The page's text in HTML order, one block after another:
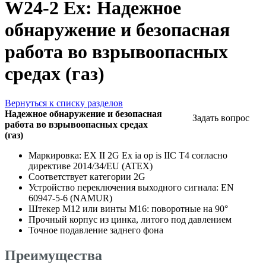
W24-2 Ex: Надежное
обнаружение и безопасная
работа во взрывоопасных
средах (газ)
Вернуться к списку разделов
Задать вопрос
Надежное обнаружение и безопасная
работа во взрывоопасных средах
(газ)
Маркировка: EX II 2G Ex ia op is IIC T4 согласно
директиве 2014/34/EU (ATEX)
Соответствует категории 2G
Устройство переключения выходного сигнала: EN
60947-5-6 (NAMUR)
Штекер M12 или винты M16: поворотные на 90°
Прочный корпус из цинка, литого под давлением
Точное подавление заднего фона
Преимущества